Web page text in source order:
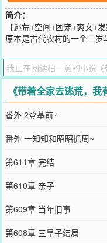
简介：
【逃荒+空间+团宠+爽文+
原本是古代农村的一个三
灾带着全家去逃荒。\n不
都不怕！\n别人逃荒路上缺
福运满满。\n今天从地里
还有一只大野猪……\n远来
食，赚钱供五个哥哥读书
三哥成了皇商，四哥娶了公
哥将他宠上了天，她成了
要死。\n等等……这位郎艳
您要是觉得《
忘记向您QQ群和微博微信
《带着全家去逃荒，
番外 2登基前~
番外 一知知和昭昭抓周~
第611章 完结
第610章 亲子
第609章 当年旧事
第608章 三皇子结局